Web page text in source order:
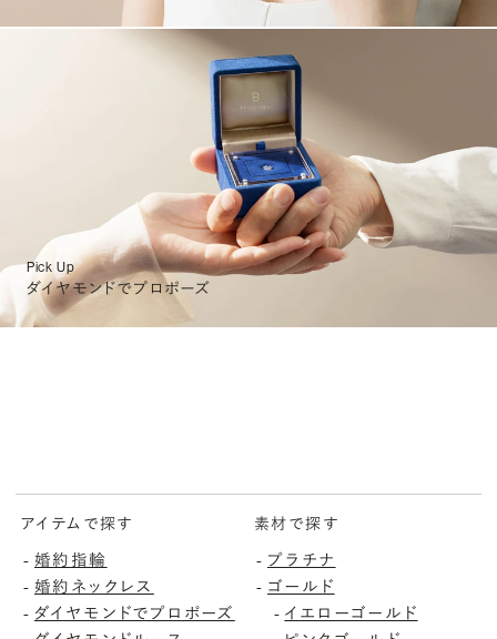
Pick Up
ダイヤモンドでプロポーズ
アイテムで探す
- 婚約指輪
- 婚約ネックレス
- ダイヤモンドでプロポーズ
素材で探す
- プラチナ
- ゴールド
- イエローゴールド